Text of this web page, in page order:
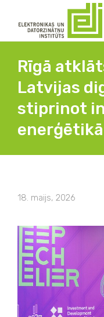
Rīgā
Latvijas
stiprinot
enerģētikā
18. maijs, 2026